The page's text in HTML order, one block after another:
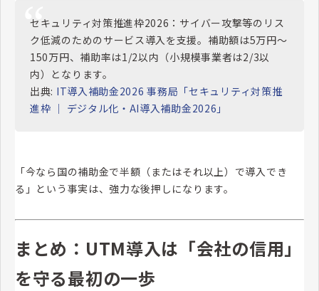
セキュリティ対策推進枠2026：サイバー攻撃等のリス
ク低減のためのサービス導入を支援。補助額は5万円〜
150万円、補助率は1/2以内（小規模事業者は2/3以
内）となります。
出典: IT導入補助金2026 事務局「セキュリティ対策推
進枠 ｜ デジタル化・AI導入補助金2026」
「今なら国の補助金で半額（またはそれ以上）で導入でき
る」という事実は、強力な後押しになります。
まとめ：UTM導入は「会社の信用」
を守る最初の一歩